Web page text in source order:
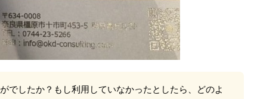
でしたか？もし利用していなかったとしたら、どのよ